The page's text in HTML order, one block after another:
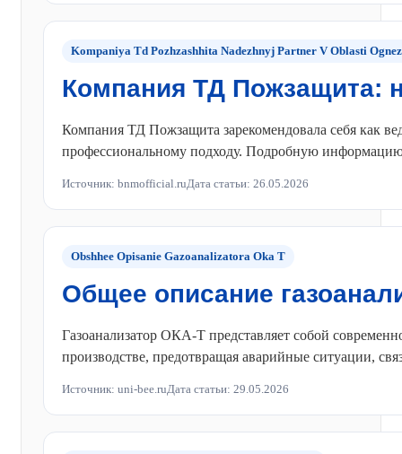
Kompaniya Td Pozhzashhita Nadezhnyj Partner V Oblasti
Компания ТД Пожзащита:
Компания ТД Пожзащита зарекомендовала себя как
профессиональному подходу. Подробную
Источник: bnmofficial.ruДата статьи: 26.05.2026
Obshhee Opisanie Gazoanalizatora Oka T
Общее описание
Газоанализатор ОКА-Т представляет собой
производстве, предотвращая аварийные ситуации,
Источник: uni-bee.ruДата статьи: 29.05.2026